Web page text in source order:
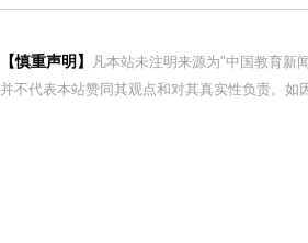
【慎重声明】
凡本站未注明来源为"中国教育新
并不代表本站赞同其观点和对其真实性负责。